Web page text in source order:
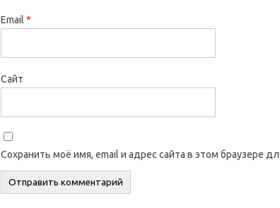
Email *
Сайт
Сохранить моё имя, email и адрес сайта в этом браузере